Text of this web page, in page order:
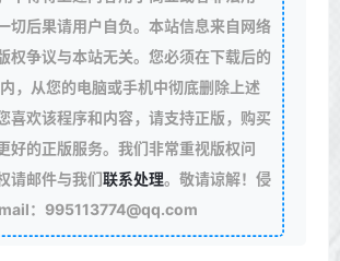
切后果请用户自负。本站信息来自网络
权争议与本站无关。您必须在下载后的
，从您的电脑或手机中彻底删除上述
喜欢该程序和内容，请支持正版，购买
好的正版服务。我们非常重视版权问
请邮件与我们联系处理。敬请谅解！侵
：995113774@qq.com